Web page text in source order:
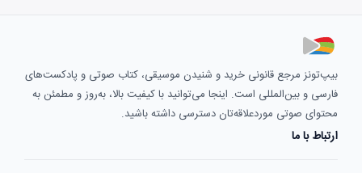
بیپ‌تونز مرجع قانونی خرید و شنیدن موسیقی، کتاب صوتی و پادکست‌های
فارسی و بین‌المللی است. اینجا می‌توانید با کیفیت بالا، به‌روز و مطمئن به
محتوای صوتی موردعلاقه‌تان دسترسی داشته باشید.
ارتباط با ما